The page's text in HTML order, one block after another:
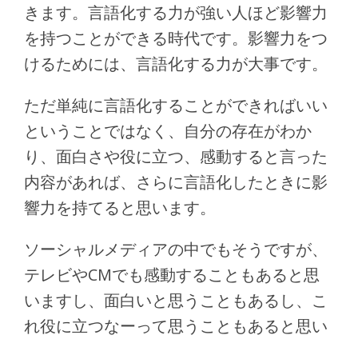
きます。言語化する力が強い人ほど影響力
を持つことができる時代です。影響力をつ
けるためには、言語化する力が大事です。
ただ単純に言語化することができればいい
ということではなく、自分の存在がわか
り、面白さや役に立つ、感動すると言った
内容があれば、さらに言語化したときに影
響力を持てると思います。
ソーシャルメディアの中でもそうですが、
テレビやCMでも感動することもあると思
いますし、面白いと思うこともあるし、こ
れ役に立つなーって思うこともあると思い